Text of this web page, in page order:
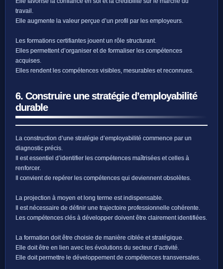
travail.
Elle augmente la valeur perçue d’un profil par les employeurs.
Les formations certifiantes jouent un rôle structurant.
Elles permettent d’organiser et de formaliser les compétences
acquises.
Elles rendent les compétences visibles, mesurables et reconnues.
6. Construire une stratégie d’employabilité
durable
La construction d’une stratégie d’employabilité commence par un
diagnostic précis.
Il est essentiel d’identifier les compétences maîtrisées et celles à
renforcer.
Il convient de repérer les compétences qui deviennent obsolètes.
La projection à moyen et long terme est indispensable.
Il est nécessaire de définir une trajectoire professionnelle cohérente.
Les compétences clés à développer doivent être clairement identifiées.
La formation doit être choisie de manière ciblée et stratégique.
Elle doit être en lien avec les évolutions du secteur d’activité.
Elle doit permettre le développement de compétences transversales.